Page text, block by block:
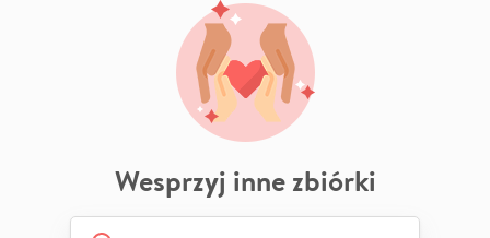
Wesprzyj inne zbiórki